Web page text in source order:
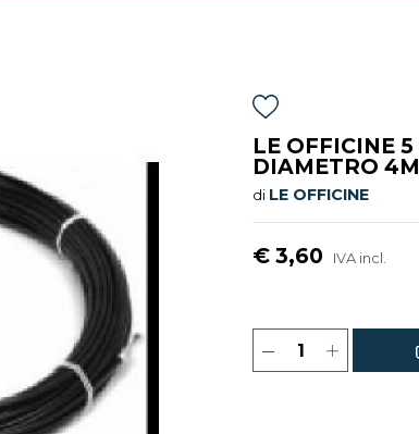
LE OFFICINE
DIAMETRO
di LE OFFICINE
€ 3,60 IVA incl.